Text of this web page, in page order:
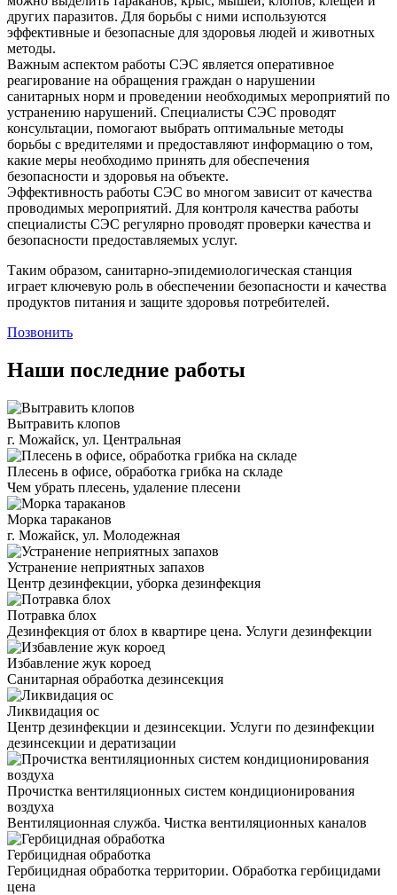
других паразитов. Для борьбы с ними используются
эффективные и безопасные для здоровья людей и животных
методы.
Важным аспектом работы СЭС является оперативное
реагирование на обращения граждан о нарушении
санитарных норм и проведении необходимых мероприятий по
устранению нарушений. Специалисты СЭС проводят
консультации, помогают выбрать оптимальные методы
борьбы с вредителями и предоставляют информацию о том,
какие меры необходимо принять для обеспечения
безопасности и здоровья на объекте.
Эффективность работы СЭС во многом зависит от качества
проводимых мероприятий. Для контроля качества работы
специалисты СЭС регулярно проводят проверки качества и
безопасности предоставляемых услуг.
Таким образом, санитарно-эпидемиологическая станция
играет ключевую роль в обеспечении безопасности и качества
продуктов питания и защите здоровья потребителей.
Позвонить
Наши последние работы
Вытравить клопов
г. Можайск, ул. Центральная
Плесень в офисе, обработка грибка на складе
Чем убрать плесень, удаление плесени
Морка тараканов
г. Можайск, ул. Молодежная
Устранение неприятных запахов
Центр дезинфекции, уборка дезинфекция
Потравка блох
Дезинфекция от блох в квартире цена. Услуги дезинфекции
Избавление жук короед
Санитарная обработка дезинсекция
Ликвидация ос
Центр дезинфекции и дезинсекции. Услуги по дезинфекции
дезинсекции и дератизации
Прочистка вентиляционных систем кондиционирования
воздуха
Вентиляционная служба. Чистка вентиляционных каналов
Гербицидная обработка
Гербицидная обработка территории. Обработка гербицидами
цена